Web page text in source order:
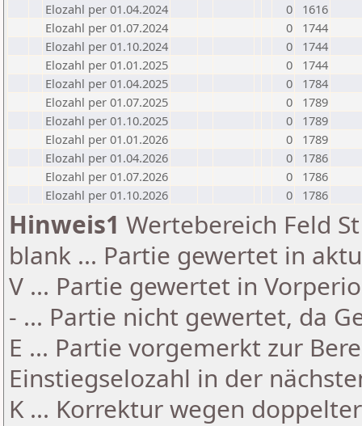
Elozahl per 01.04.2024
0
1616
Elozahl per 01.07.2024
0
1744
Elozahl per 01.10.2024
0
1744
Elozahl per 01.01.2025
0
1744
Elozahl per 01.04.2025
0
1784
Elozahl per 01.07.2025
0
1789
Elozahl per 01.10.2025
0
1789
Elozahl per 01.01.2026
0
1789
Elozahl per 01.04.2026
0
1786
Elozahl per 01.07.2026
0
1786
Elozahl per 01.10.2026
0 1786
Hinweis1 Wertebereich Feld
blank ... Partie gewertet in
V ... Partie gewertet in
- ... Partie nicht gewertet, da
E ... Partie vorgemerkt zur
Einstiegselozahl in der
K ... Korrektur wegen